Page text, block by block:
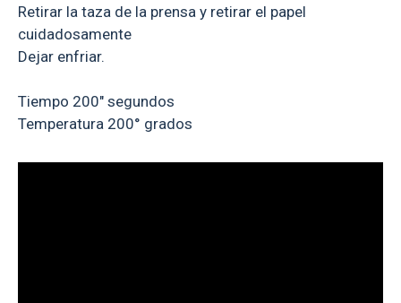
Retirar la taza de la prensa y retirar el papel
cuidadosamente
Dejar enfriar.
Tiempo 200" segundos
Temperatura 200° grados